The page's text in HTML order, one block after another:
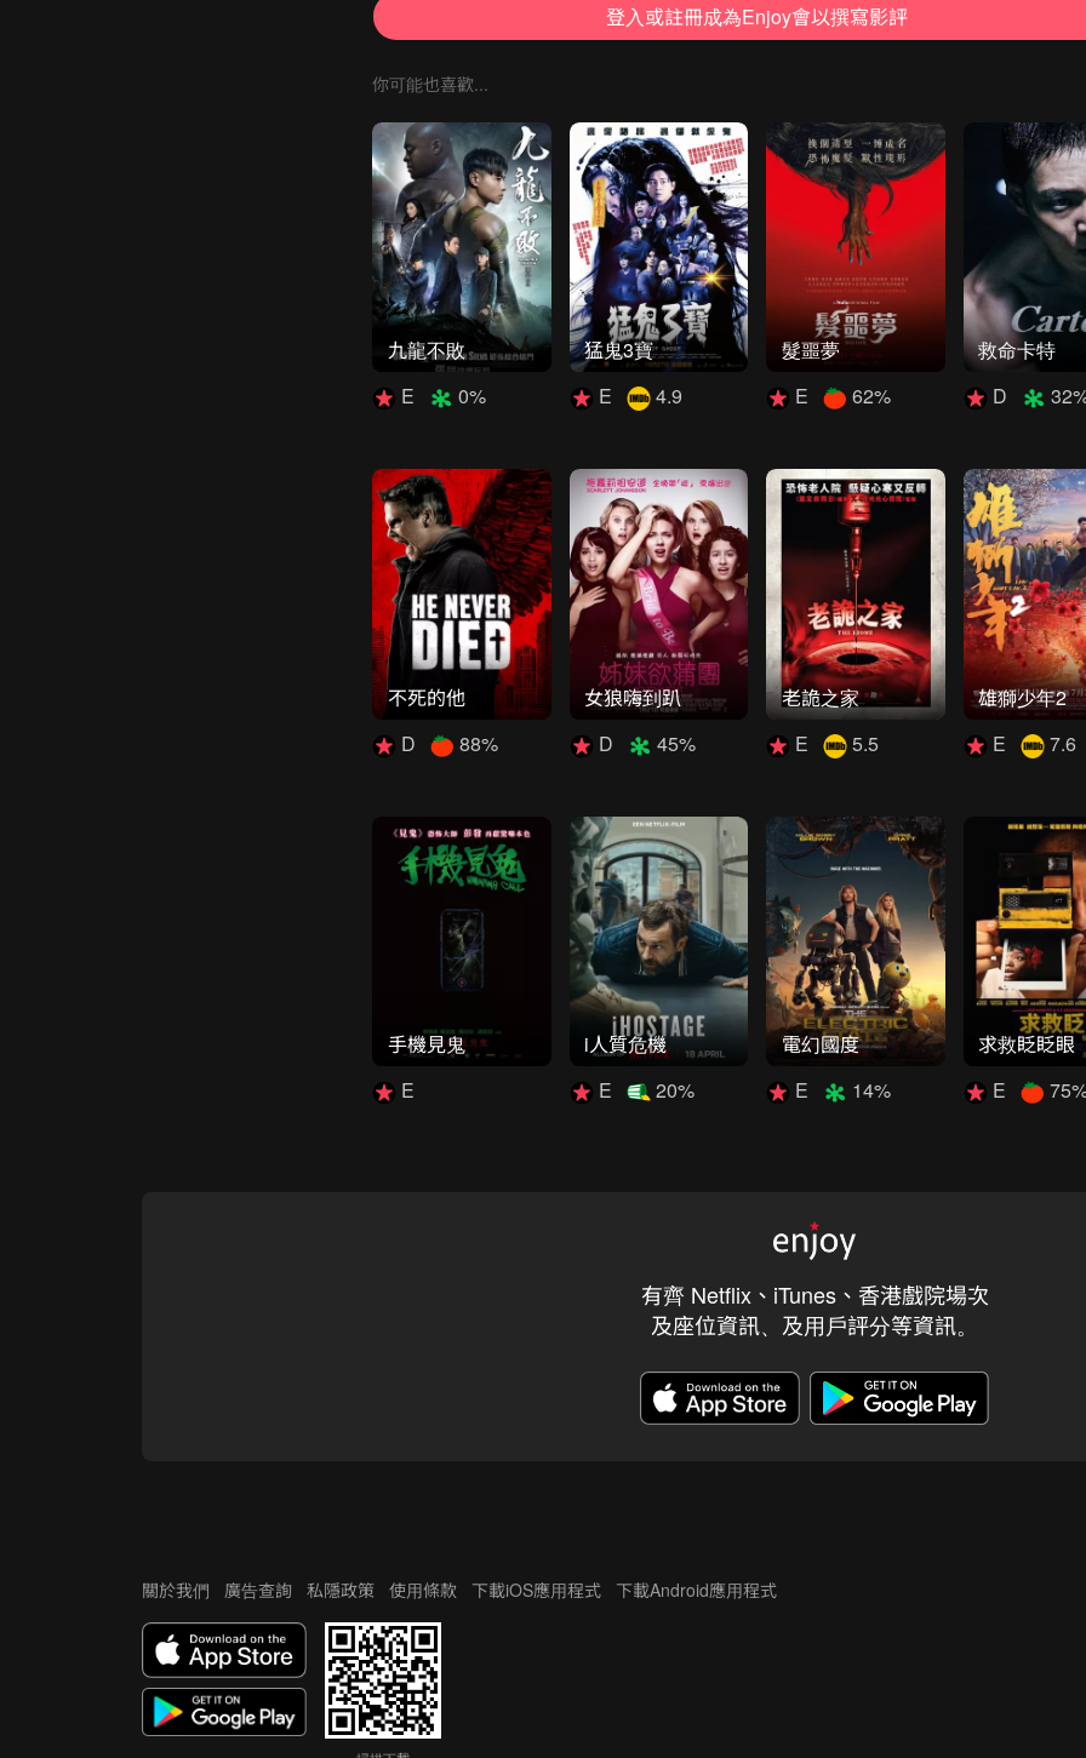
登入或註冊成為Enjoy會以撰寫影評
你可能也喜歡...
九龍不敗
E
0%
猛鬼3寶
E
4.9
髮噩夢
E
62%
救命卡特
D
不死的他
D
88%
女狼嗨到趴
D
45%
老詭之家
E
5.5
雄獅少年2
E
7.6
手機見鬼
E
i人質危機
E
20%
電幻國度
E
14%
求救眨眨眼
E
有齊 Netflix、iTunes、香港戲院場次
及座位資訊、及用戶評分等資訊。
關於我們 廣告查詢 私隱政策 使用條款 下載iOS應用程式 下載Android應用程式